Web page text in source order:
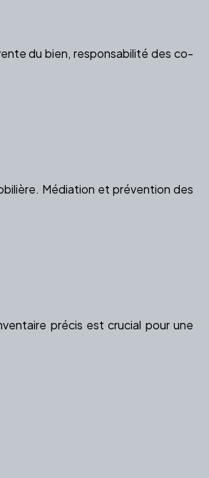
du bien, responsabilité des co-
Médiation et prévention des
précis est crucial pour une